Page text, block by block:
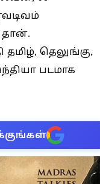
தான்.
தெலுங்கு,
படமாக